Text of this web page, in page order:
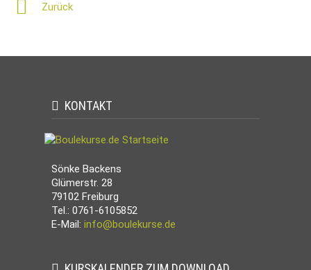
Zurück
KONTAKT
Sönke Backens
Glümerstr. 28
79102 Freiburg
Tel.: 0761-6105852
E-Mail: info@boulekurse.de